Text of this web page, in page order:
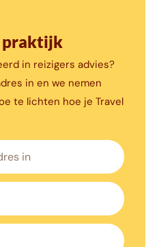
praktijk
in reizigers advies?
in en we nemen
te lichten hoe je Travel